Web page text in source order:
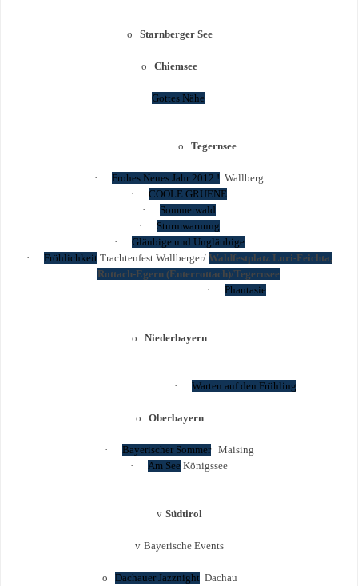
o Starnberger See
o Chiemsee
· Gottes Nähe
o Tegernsee
· Frohes Neues Jahr 2012 ! Wallberg
·
COOLE GRUENE
·
Sommerwald
·
Sturmwarnung
·
Gläubige und Ungläubige
·
Fröhlichkeit Trachtenfest Wallberger/ Waldfestplatz Lori-Feichta,
Rottach-Egern (Enterrottach)/Tegernsee
·
Phantasie
o Niederbayern
· Warten auf den Frühling
o Oberbayern
· Bayerischer SommerMaising
·
Am See Königssee
v Südtirol
v Bayerische Events
o Dachauer Jazznight Dachau